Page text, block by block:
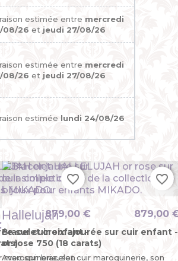
estimée entre mercredi
08/26 et jeudi 27/08/26
estimée entre mercredi
08/26 et jeudi 27/08/26
estimée lundi 24/08/26
sur cuir enfant -
maroquinerie, son
879,00 €
favorite_border
Hallelujah
Bracelet croix ajourée sur cuir enfant -
or rose 750 (18 carats)
Avec son bracelet cuir maroquinerie, son
879,00
favorite_border